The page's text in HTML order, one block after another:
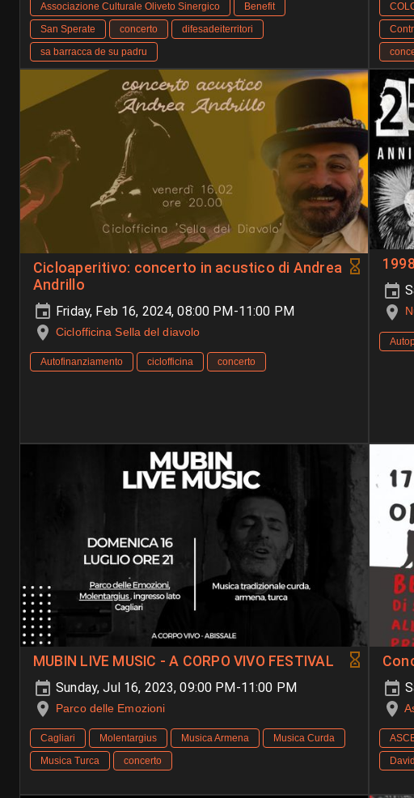
Associazione Culturale Oliveto Sinergico
Benefit
San Sperate
concerto
difesadeiterritori
sa barracca de su padru
Cicloaperitivo: concerto in acustico di Andrea
Andrillo
Friday, Feb 16, 2024, 08:00 PM-11:00 PM
Ciclofficina Sella del diavolo
Autofinanziamento ciclofficina concerto
MUBIN LIVE MUSIC - A CORPO VIVO FESTIVAL
Sunday, Jul 16, 2023, 09:00 PM-11:00 PM
Parco delle Emozioni
Cagliari Molentargius Musica Armena
Musica Curda
Musica Turca
concerto